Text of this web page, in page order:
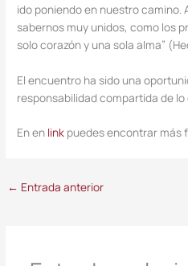
ido poniendo en nuestro camino.
sabernos muy unidos, como los
solo corazón y una sola alma”
El encuentro ha sido una
responsabilidad compartida de lo
En en link puedes encontrar más
← Entrada anterior